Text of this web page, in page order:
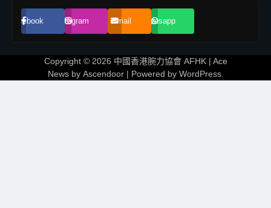
Facebook Instagram Email Whatsapp
Copyright © 2026 中國香港腕力協會 AFHK| Ace
News by Ascendoor| Powered by WordPress.